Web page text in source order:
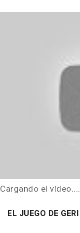
Cargando el vídeo....
EL JUEGO DE GERI